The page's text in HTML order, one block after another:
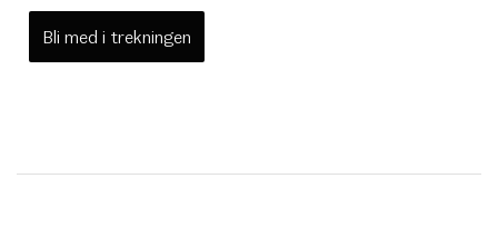
Bli med i trekningen